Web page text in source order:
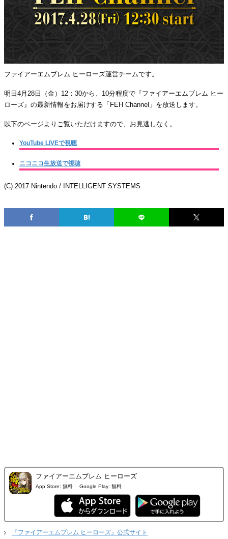
ファイアーエムブレム ヒーローズ運営チームです。
明日4月28日（金）12：30から、10分程度で『ファイアーエムブレム ヒー
ローズ』の最新情報をお届けする「FEH Channel」を放送します。
以下のページよりご覧いただけますので、お見逃しなく。
YouTube LIVEで視聴
ニコニコ生放送で視聴
(C) 2017 Nintendo / INTELLIGENT SYSTEMS
ファイアーエムブレム ヒーローズ
App Store: 無料 Google Play: 無料
『ファイアーエムブレム ヒーローズ』公式サイト